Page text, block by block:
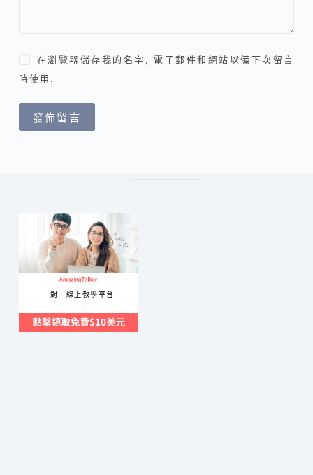
在瀏覽器儲存我的名字, 電子郵件和網站以備下次留言
時使用.
發佈留言
一對一線上教學平台